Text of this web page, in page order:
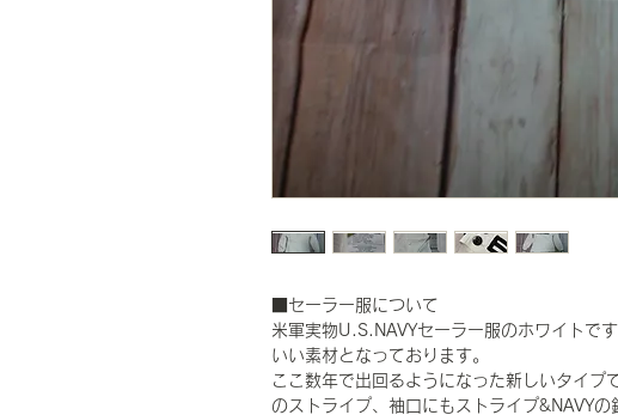
■セーラー服について
米軍実物U.S.NAVYセーラー服のホワイトで
いい素材となっております。
ここ数年で出回るようになった新しいタイプ
のストライプ、袖口にもストライプ&NAVY